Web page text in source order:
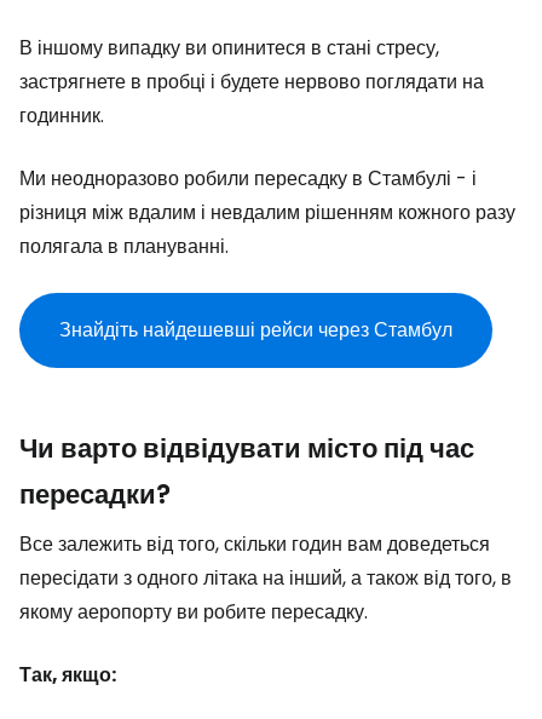
В іншому випадку ви опинитеся в стані стресу,
застрягнете в пробці і будете нервово поглядати на
годинник.
Ми неодноразово робили пересадку в Стамбулі - і
різниця між вдалим і невдалим рішенням кожного разу
полягала в плануванні.
Знайдіть найдешевші рейси через Стамбул
Чи варто відвідувати місто під час
пересадки?
Все залежить від того, скільки годин вам доведеться
пересідати з одного літака на інший, а також від того, в
якому аеропорту ви робите пересадку.
Так, якщо: